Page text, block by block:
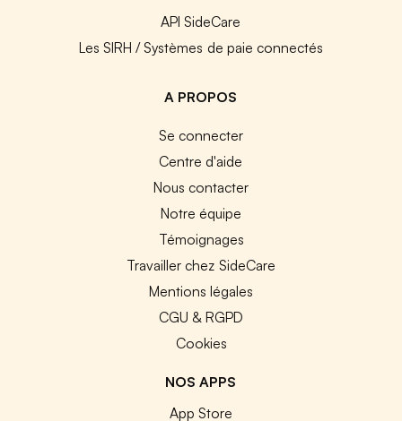
API SideCare
Les SIRH / Systèmes de paie connectés
A PROPOS
Se connecter
Centre d'aide
Nous contacter
Notre équipe
Témoignages
Travailler chez SideCare
Mentions légales
CGU & RGPD
Cookies
NOS APPS
App Store